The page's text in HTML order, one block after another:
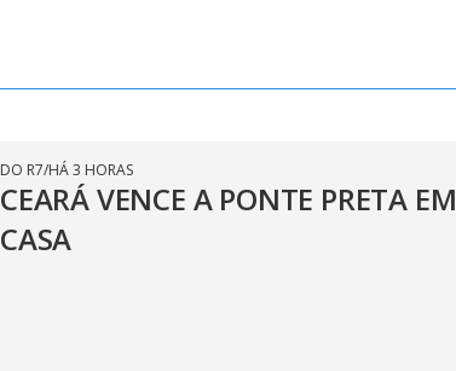
DO R7/HÁ 3 HORAS
CEARÁ VENCE A PONTE PRETA EM
CASA